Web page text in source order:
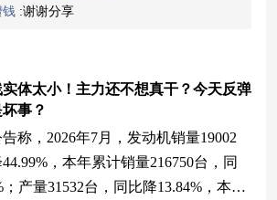
钱 :谢谢分享
体太小！主力还不想真干？今天反弹
事？
称，2026年7月，发动机销量19002
，本年累计销量216750台，同
；产量31532台，同比降13.84%，本年